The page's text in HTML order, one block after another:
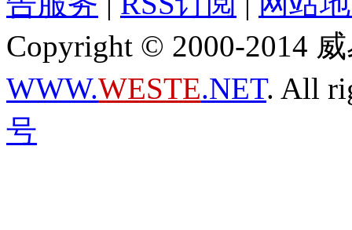
Copyright © 2000-2014
WWW.WESTE.NET. All
号